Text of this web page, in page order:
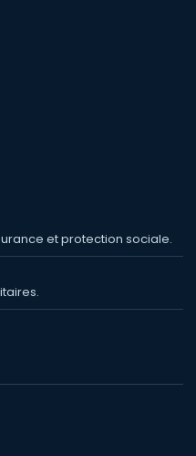
et protection sociale.